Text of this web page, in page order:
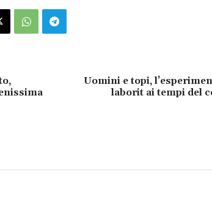
Uomini e topi,
laborit ai tempi del